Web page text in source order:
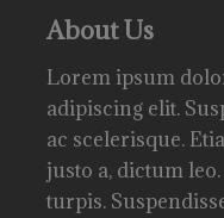
About Us
Lorem ipsum
adipiscing elit.
ac scelerisque.
justo a, dictum
turpis.